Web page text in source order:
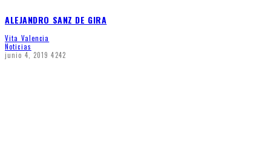
ALEJANDRO SANZ DE GIRA
Vita Valencia
Noticias
junio 4, 2019 4242